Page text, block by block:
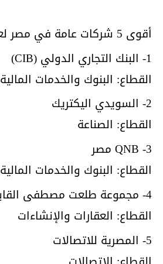
أقوى 5 شركات عامة في مصر لعام 2025:-
1- البنك التجاري الدولي (CIB)
القطاع: البنوك والخدمات المالية
2- السويدي اليكتريك
القطاع: الصناعة
3- QNB مصر
القطاع: البنوك والخدمات المالية
4- مجموعة طلعت مصطفى القابضة
القطاع: العقارات والإنشاءات
5- المصرية للاتصالات